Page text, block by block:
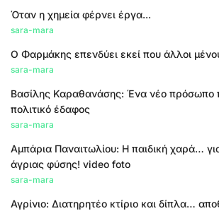
Όταν η χημεία φέρνει έργα...
sara-mara
Ο Φαρμάκης επενδύει εκεί που άλλοι
sara-mara
Βασίλης Καραθανάσης: Ένα νέο πρόσωπο
πολιτικό έδαφος
sara-mara
Αμπάρια Παναιτωλίου: Η παιδική χαρά…
άγριας φύσης! video foto
sara-mara
Αγρίνιο: Διατηρητέο κτίριο και δίπλα…